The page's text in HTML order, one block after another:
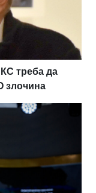
треба да
злочина